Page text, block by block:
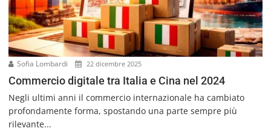
Sofia Lombardi 22 dicembre 2025
Commercio digitale tra Italia e Cina nel 2024
Negli ultimi anni il commercio internazionale ha cambiato
profondamente forma, spostando una parte sempre più
rilevante...